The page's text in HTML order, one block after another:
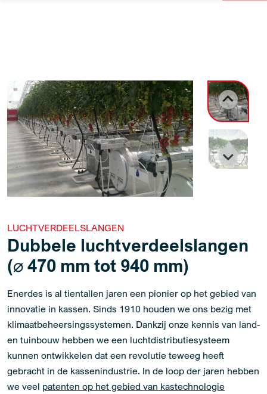
LUCHTVERDEELSLANGEN
Dubbele luchtverdeelslangen
(⌀ 470 mm tot 940 mm)
Enerdes is al tientallen jaren een pionier op het gebied van
innovatie in kassen. Sinds 1910 houden we ons bezig met
klimaatbeheersingssystemen. Dankzij onze kennis van land-
en tuinbouw hebben we een luchtdistributiesysteem
kunnen ontwikkelen dat een revolutie teweeg heeft
gebracht in de kassenindustrie. In de loop der jaren hebben
we veel patenten op het gebied van kastechnologie